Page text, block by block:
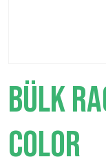
BÜLK
COLOR